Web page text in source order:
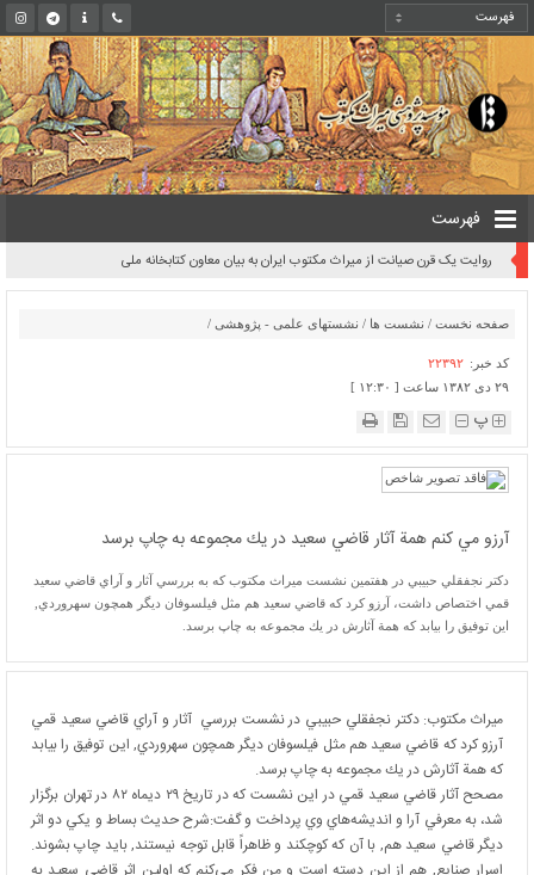
فهرست
روایت یک قرن صیانت از میراث مکتوب ایران به بیان معاون کتابخانه ملی
صفحه نخست / نشست ها / نشستهای علمی - پژوهشی /
کد خبر: ۲۲۳۹۲
۲۹ دی ۱۳۸۲ ساعت [ ۱۲:۳۰ ]
پ
آرزو مي كنم همة آثار قاضي سعيد در يك مجموعه به چاپ برسد
دكتر نجفقلي حبيبي در هفتمین نشست میراث مکتوب که به بررسي آثار و آراي قاضي سعيد
قمي اختصاص داشت، آرزو كرد كه قاضي سعيد هم مثل فيلسوفان ديگر همچون سهروردي,
اين توفيق را بيابد كه همة آثارش در يك مجموعه به چاپ برسد.
ميراث مكتوب: دكتر نجفقلي حبيبي در نشست بررسي آثار و آراي قاضي سعيد قمي
آرزو كرد كه قاضي سعيد هم مثل فيلسوفان ديگر همچون سهروردي, اين توفيق را بيابد
كه همة آثارش در يك مجموعه به چاپ برسد.
مصحح‌ آثار قاضي‌ سعيد قمي‌ در اين نشست كه در تاريخ ۲۹ ديماه ۸۲ در تهران برگزار
شد، به معرفي‌ آرا و انديشه‌هاي‌ وي پرداخت و گفت:شرح حديث بساط و يكي دو اثر
ديگر قاضي سعيد هم, با آن كه كوچكند و ظاهراً قابل توجه نيستند, بايد چاپ بشوند.
اسرار صنايع, هم از اين دسته است و من فكر مي‌كنم كه اولين اثر قاضي سعيد به